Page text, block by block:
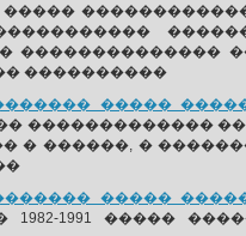
�����������
��������������
����������
�����
�������������
� ������, �
�����
1991 �����